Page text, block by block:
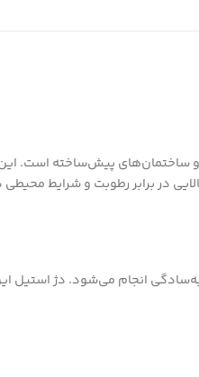
ساختمان‌های پیش‌ساخته است. این
در برابر رطوبت و شرایط محیطی
انجام می‌شود. دژ استیل